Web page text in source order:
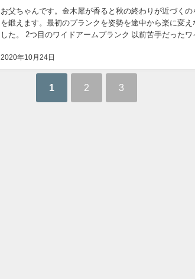
2020年10月24日
お父ちゃんです。金木犀が香ると秋の終わりが近づく
を鍛えます。最初のプランクを姿勢を途中から楽に変
した。 2つ目のワイドアームプランク 以前苦手だった
1 2 3